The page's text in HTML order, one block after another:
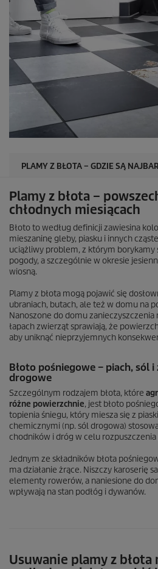
PLAMY Z BŁOTA – GDZIE SĄ
Plamy z błota –
chłodnych miesiącach
Błoto to według definicji zawiesina
mieszaninę gleby, piasku i innych
uciążliwy problem, z którym borykamy
pogody, a szczególnie w okresie
wiosną.
Plamy z błota mogą pojawić się
ubraniach, butach, ale też w domu na
Nanoszone do domu zanieczyszczenia
łapach zwierząt sprawiają, że
aby uniknąć nieprzyjemnych
Błoto pośniegowe – piach, sól i
drogowe
Szczególnym rodzajem błota, które
różne powierzchnie, jest błoto
topienia śniegu, który miesza się z
chemicznymi (np. sól drogowa)
chodników i dróg w celu
Jednym ze składników błota
ma działanie żrące. Niszczy karoserię
elementy rowerów, a naniesione do
wpływają na stan podłóg i dywanów.
Usuwanie plamy z błota